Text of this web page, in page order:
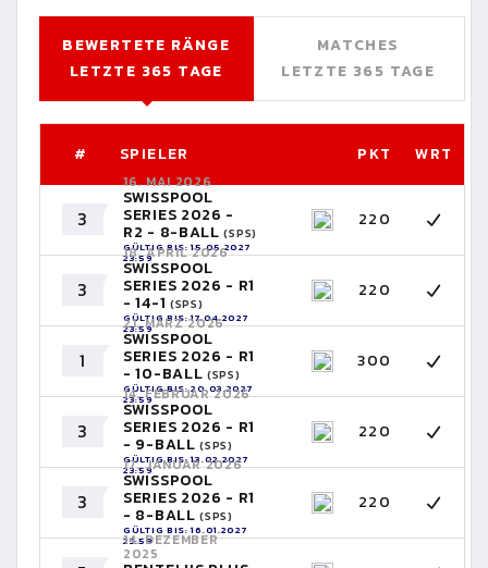
BEWERTETE RÄNGE
LETZTE 365 TAGE
MATCHES
LETZTE 365 TAGE
# SPIELER PKT WRT
3
16. MAI 2026
SWISSPOOL
SERIES 2026 -
R2 - 8-BALL(SPS)
GÜLTIG BIS: 15.05.2027
23:59
220
3
18. APRIL 2026
SWISSPOOL
SERIES 2026 - R1
- 14-1 (SPS)
GÜLTIG BIS: 17.04.2027
23:59
220
1
21. MÄRZ 2026
SWISSPOOL
SERIES 2026 - R1
- 10-BALL (SPS)
GÜLTIG BIS: 20.03.2027
23:59
300
3
14. FEBRUAR 2026
SWISSPOOL
SERIES 2026 - R1
- 9-BALL(SPS)
GÜLTIG BIS: 13.02.2027
23:59
220
3
17. JANUAR 2026
SWISSPOOL
SERIES 2026 - R1
- 8-BALL(SPS)
GÜLTIG BIS: 16.01.2027
23:59
220
14. DEZEMBER
2025